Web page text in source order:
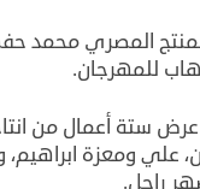
المصري محمد
للمهرجان.
ستة أعمال من
علي ومعزة ابراهيم،
راجل.